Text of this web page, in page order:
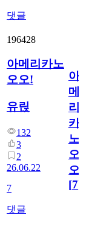
댓글
196428
아메리카노
오오!
유릱
132
3
2
26.06.22
7
댓글
아
메
리
카
노
오
오!
[7]